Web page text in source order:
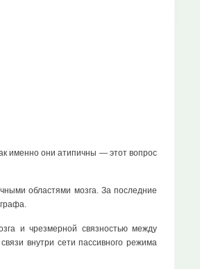
именно они атипичны — этот вопрос
областями мозга. За последние
и чрезмерной связностью между
внутри сети пассивного режима